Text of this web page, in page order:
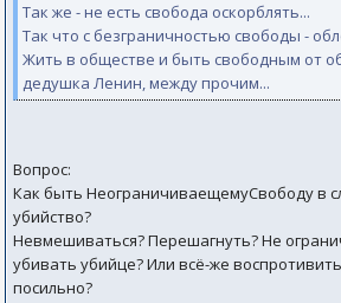
Так же - не есть свобода оскорблять...
Так что с безграничностью свободы -
Жить в обществе и быть свободным от
дедушка Ленин, между прочим...
Вопрос:
Как быть НеограничиваещемуСвободу в
убийство?
Невмешиваться? Перешагнуть? Не
убивать убийце? Или всё-же
посильно?